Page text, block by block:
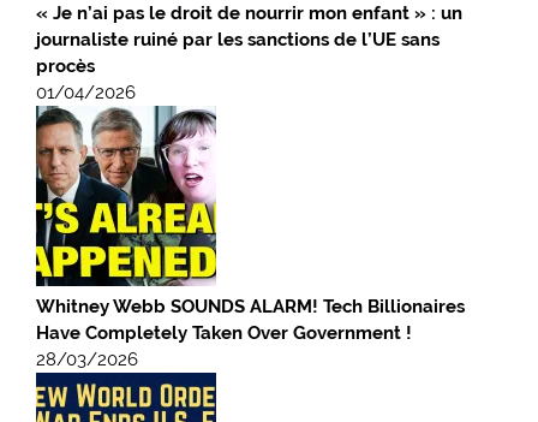
« Je n’ai pas le droit de nourrir mon enfant » : un
journaliste ruiné par les sanctions de l’UE sans
procès
01/04/2026
Whitney Webb SOUNDS ALARM! Tech Billionaires
Have Completely Taken Over Government !
28/03/2026